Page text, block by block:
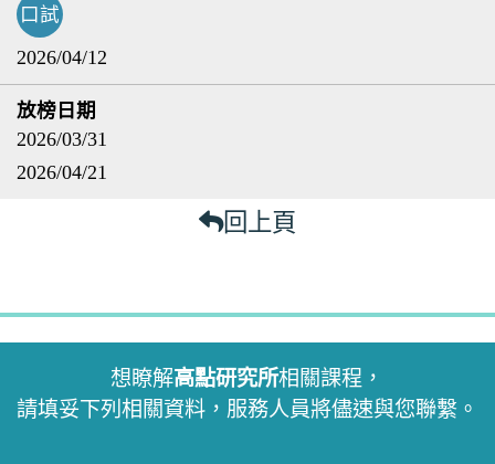
口試
2026/04/12
2026/03/31
2026/04/21
回上頁
想瞭解高點研究所相關課程，
請填妥下列相關資料，服務人員將儘速與您聯繫。